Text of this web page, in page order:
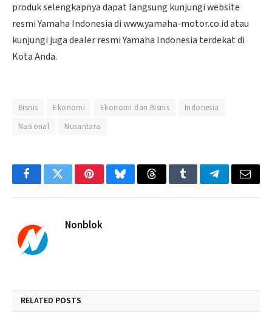
produk selengkapnya dapat langsung kunjungi website
resmi Yamaha Indonesia di www.yamaha-motor.co.id atau
kunjungi juga dealer resmi Yamaha Indonesia terdekat di
Kota Anda.
Bisnis Ekonomi Ekonomi dan Bisnis
Indonesia
Nasional
Nusantara
FacebookTwitterPinterestBlueskyThreadsTumblrTelegramEmail
Nonblok
RELATED POSTS